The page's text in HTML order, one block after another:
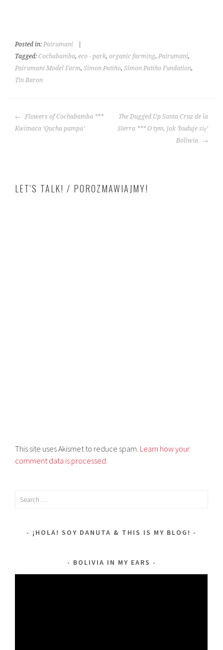
Posted in: Pairumani
Tagged:Cochabamba,eco - park,organic farming, Pairumani,
Pairumani Model Farm,Simon Patiño,Simon Patiño Fundation,
Tin Baron
POST
NAVIGATION
Flowers of Cochabamba ***
Kwitnaca ‘Qucha pampa’
The Dugged Up Santa Cruz de la
Sierra *** O tym, jak ‘buduje się’
Boliwia
LET'S TALK! / POROZMAWIAJMY!
This site uses Akismet to reduce spam. Learn how your
comment data is processed.
Search
¡HOLA! SOY DANUTA & THIS IS MY BLOG!
BOLIVIA IN MY EARS